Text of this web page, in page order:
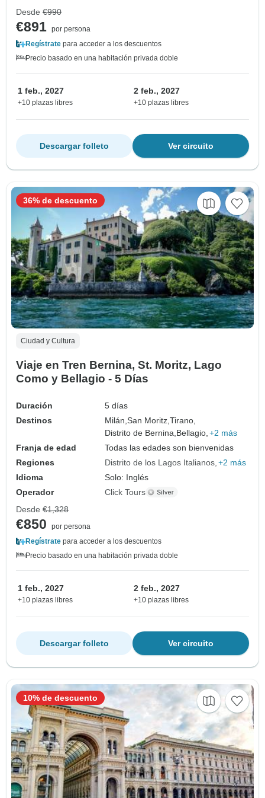
Desde €990
€891 por persona
Regístrate para acceder a los descuentos
Precio basado en una habitación privada doble
1 feb., 2027
+10 plazas libres
2 feb., 2027
+10 plazas libres
Ver circuito
Descargar folleto
Ciudad y Cultura
Viaje en Tren Bernina, St. Moritz, Lago
Como y Bellagio - 5 Días
Duración
5 días
Destinos
Milán,San Moritz,Tirano,
Distrito de Bernina, Bellagio, +2 más
Franja de edad
Todas las edades son bienvenidas
Regiones
Distrito de los Lagos Italianos +2 más
Idioma
Solo: Inglés
Operador
Click Tours
36% de descuento
Desde €1,328
€850
por persona
Regístrate para acceder a los descuentos
Precio basado en una habitación privada doble
1 feb., 2027
+10 plazas libres
2 feb., 2027
+10 plazas libres
Ver circuito
Descargar folleto
10% de descuento